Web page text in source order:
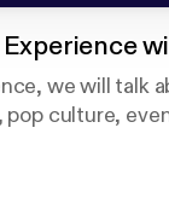
we will talk
culture,
to get my
here about your